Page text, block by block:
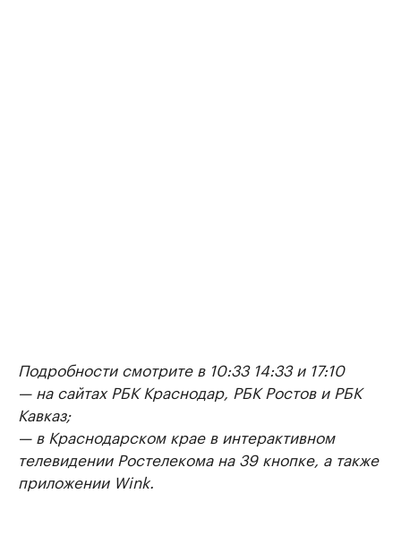
Подробности смотрите в 10:33 14:33 и 17:10
— на сайтах РБК Краснодар, РБК Ростов и РБК
Кавказ;
— в Краснодарском крае в интерактивном
телевидении Ростелекома на 39 кнопке, а также
приложении Wink.